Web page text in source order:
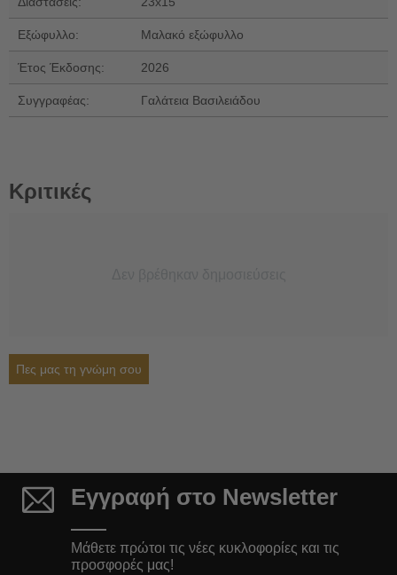
Εξώφυλλο: Μαλακό εξώφυλλο
Έτος Έκδοσης: 2026
Συγγραφέας: Γαλάτεια Βασιλειάδου
Κριτικές
Πες μας τη γνώμη σου
Εγγραφή στο Newsletter
Μάθετε πρώτοι τις νέες κυκλοφορίες και τις
προσφορές μας!